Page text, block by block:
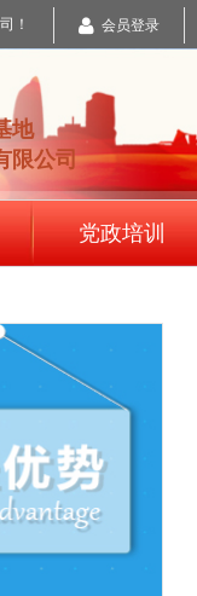
！ 会员登录
地
限公司
党政培训